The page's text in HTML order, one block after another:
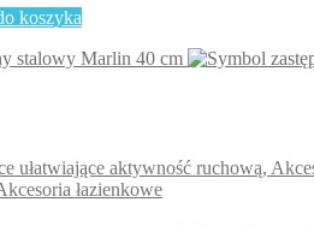
koszyka
stalowy Marlin 40 cm
ułatwiające aktywność ruchową,
łazienkowe